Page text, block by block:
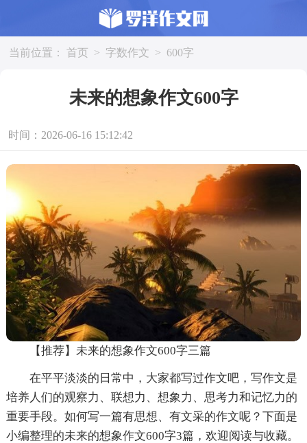
当前位置： 首页 > 字数作文 > 600字
未来的想象作文600字
时间：2026-06-16 15:12:42
【推荐】未来的想象作文600字三篇
在平平淡淡的日常中，大家都写过作文吧，写作文是
培养人们的观察力、联想力、想象力、思考力和记忆力的
重要手段。如何写一篇有思想、有文采的作文呢？下面是
小编整理的未来的想象作文600字3篇，欢迎阅读与收藏。